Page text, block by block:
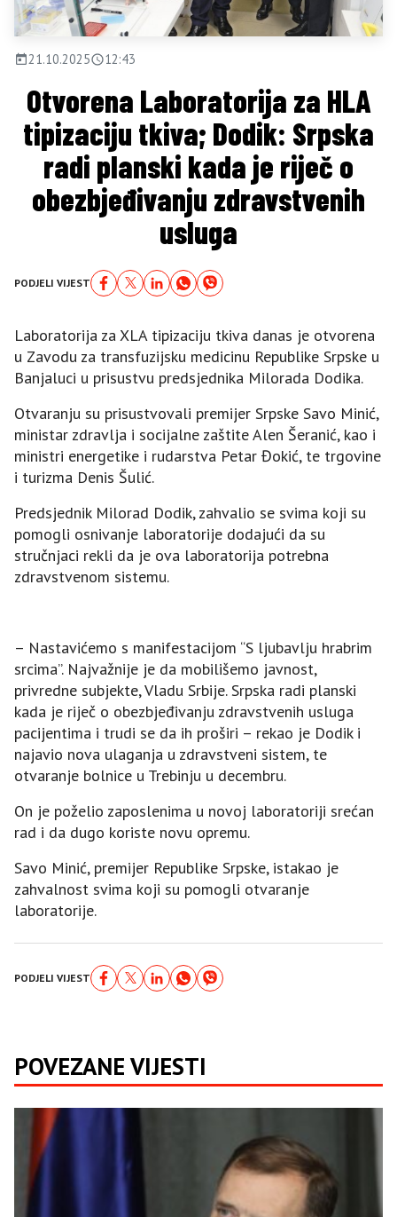
21.10.2025 12:43
Otvorena Laboratorija za HLA
tipizaciju tkiva; Dodik: Srpska
radi planski kada je riječ o
obezbjeđivanju zdravstvenih
usluga
PODJELI VIJEST
Laboratorija za XLA tipizaciju tkiva danas je otvorena
u Zavodu za transfuzijsku medicinu Republike Srpske u
Banjaluci u prisustvu predsjednika Milorada Dodika.
Otvaranju su prisustvovali premijer Srpske Savo Minić,
ministar zdravlja i socijalne zaštite Alen Šeranić, kao i
ministri energetike i rudarstva Petar Đokić, te trgovine
i turizma Denis Šulić.
Predsjednik Milorad Dodik, zahvalio se svima koji su
pomogli osnivanje laboratorije dodajući da su
stručnjaci rekli da je ova laboratorija potrebna
zdravstvenom sistemu.
– Nastavićemo s manifestacijom “S ljubavlju hrabrim
srcima”. Najvažnije je da mobilišemo javnost,
privredne subjekte, Vladu Srbije. Srpska radi planski
kada je riječ o obezbjeđivanju zdravstvenih usluga
pacijentima i trudi se da ih proširi – rekao je Dodik i
najavio nova ulaganja u zdravstveni sistem, te
otvaranje bolnice u Trebinju u decembru.
On je poželio zaposlenima u novoj laboratoriji srećan
rad i da dugo koriste novu opremu.
Savo Minić, premijer Republike Srpske, istakao je
zahvalnost svima koji su pomogli otvaranje
laboratorije.
PODJELI VIJEST
POVEZANE VIJESTI